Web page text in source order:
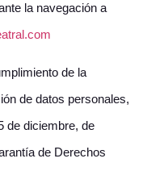
la navegación a
de la
de datos personales,
de diciembre, de
de Derechos